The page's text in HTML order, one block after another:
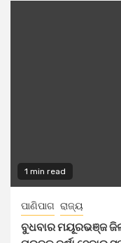
1 min read
ପାଣିପାଗ ରାଜ୍ୟ
ବୁଧବାର ମୟୂରଭଞ୍ଜ